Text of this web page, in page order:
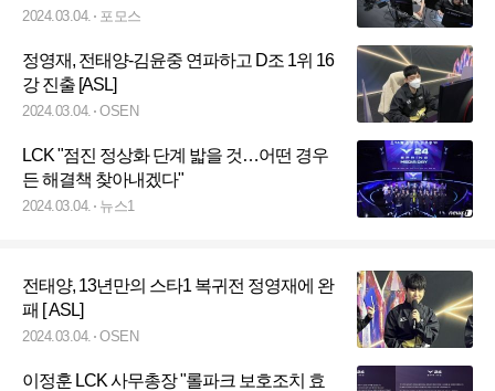
2024.03.04. 포모스
정영재, 전태양-김윤중 연파하고 D조 1위 16
강 진출 [ASL]
2024.03.04. OSEN
LCK "점진 정상화 단계 밟을 것…어떤 경우
든 해결책 찾아내겠다"
2024.03.04. 뉴스1
전태양, 13년만의 스타1 복귀전 정영재에 완
패 [ ASL]
2024.03.04. OSEN
이정훈 LCK 사무총장 "롤파크 보호조치 효